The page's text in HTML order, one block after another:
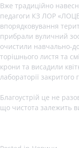
Вже традиційно
педагоги КЗ ЛОР
впорядковування
прибрали вуличний
очистили навчально-
торішнього листя та
крони та висадили
лабораторії
Благоустрій це не
що чистота залежить